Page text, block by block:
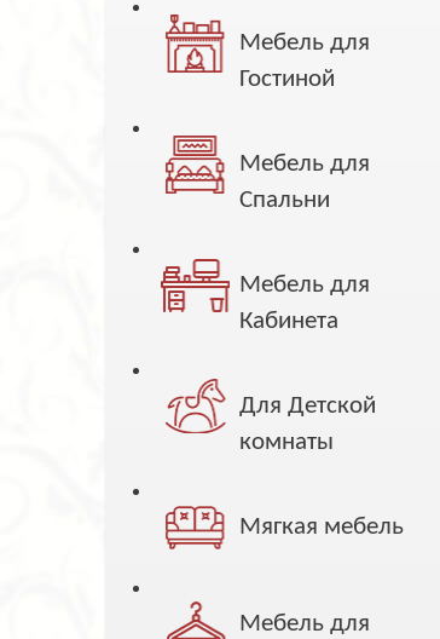
Мебель для
Гостиной
Мебель для
Спальни
Мебель для
Кабинета
Для Детской
комнаты
Мягкая мебель
Мебель для